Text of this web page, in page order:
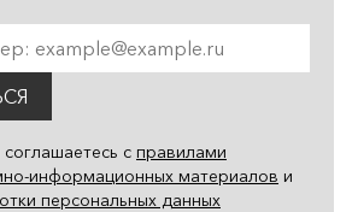
с правилами
информационных материалов и
персональных данных